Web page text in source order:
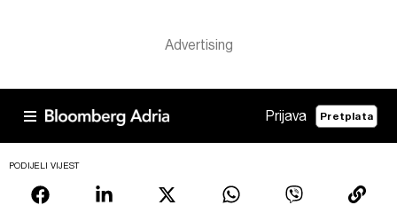
Prijava Pretplata
PODIJELI VIJEST